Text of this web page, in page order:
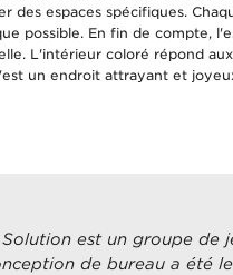
des espaces spécifiques.
possible. En fin de compte,
L'intérieur coloré répond
un endroit attrayant et
Solution est un groupe de
de bureau a été